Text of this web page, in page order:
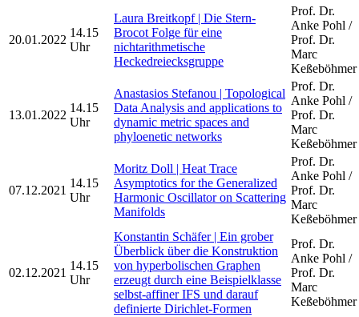
20.01.2022
14.15
Uhr
Laura Breitkopf | Die Stern-
Brocot Folge für eine
nichtarithmetische
Heckedreiecksgruppe
Prof. Dr.
Anke Pohl /
Prof. Dr.
Marc
Keßeböhmer
13.01.2022
14.15
Uhr
Anastasios Stefanou | Topological
Data Analysis and applications to
dynamic metric spaces and
phyloenetic networks
Prof. Dr.
Anke Pohl /
Prof. Dr.
Marc
Keßeböhmer
07.12.2021
14.15
Uhr
Moritz Doll | Heat Trace
Asymptotics for the Generalized
Harmonic Oscillator on Scattering
Manifolds
Prof. Dr.
Anke Pohl /
Prof. Dr.
Marc
Keßeböhmer
02.12.2021
14.15
Uhr
Konstantin Schäfer | Ein grober
Überblick über die Konstruktion
von hyperbolischen Graphen
erzeugt durch eine Beispielklasse
selbst-affiner IFS und darauf
definierte Dirichlet-Formen
Prof. Dr.
Anke Pohl /
Prof. Dr.
Marc
Keßeböhmer